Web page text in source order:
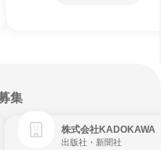
集
株式会社KADOKAWA
出版社・新聞社